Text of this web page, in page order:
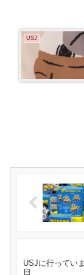
USJ
USJに行ってい
日